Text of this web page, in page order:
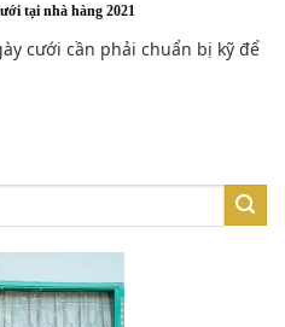
tại nhà hàng 2021
cưới cần phải chuẩn bị kỹ để